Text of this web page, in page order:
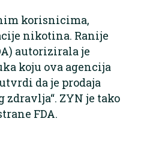
korisnicima,
nikotina. Ranije
autorizirala je
koju ova agencija
da je prodaja
ZYN je tako
FDA.